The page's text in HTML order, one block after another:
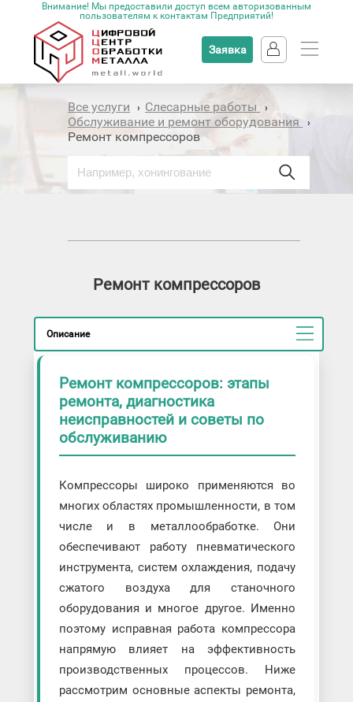
Внимание! Мы предоставили доступ всем авторизованным
пользователям к контактам Предприятий!
Заявка
Все услуги › Слесарные работы ›
Обслуживание и ремонт оборудования ›
Ремонт компрессоров
Ремонт компрессоров
Описание
Ремонт компрессоров: этапы
ремонта, диагностика
неисправностей и советы по
обслуживанию
Компрессоры широко применяются во
многих областях промышленности, в том
числе и в металлообработке. Они
обеспечивают работу пневматического
инструмента, систем охлаждения, подачу
сжатого воздуха для станочного
оборудования и многое другое. Именно
поэтому исправная работа компрессора
напрямую влияет на эффективность
производственных процессов. Ниже
рассмотрим основные аспекты ремонта,